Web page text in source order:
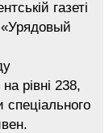
газеті
«Урядовый
рівні 238,